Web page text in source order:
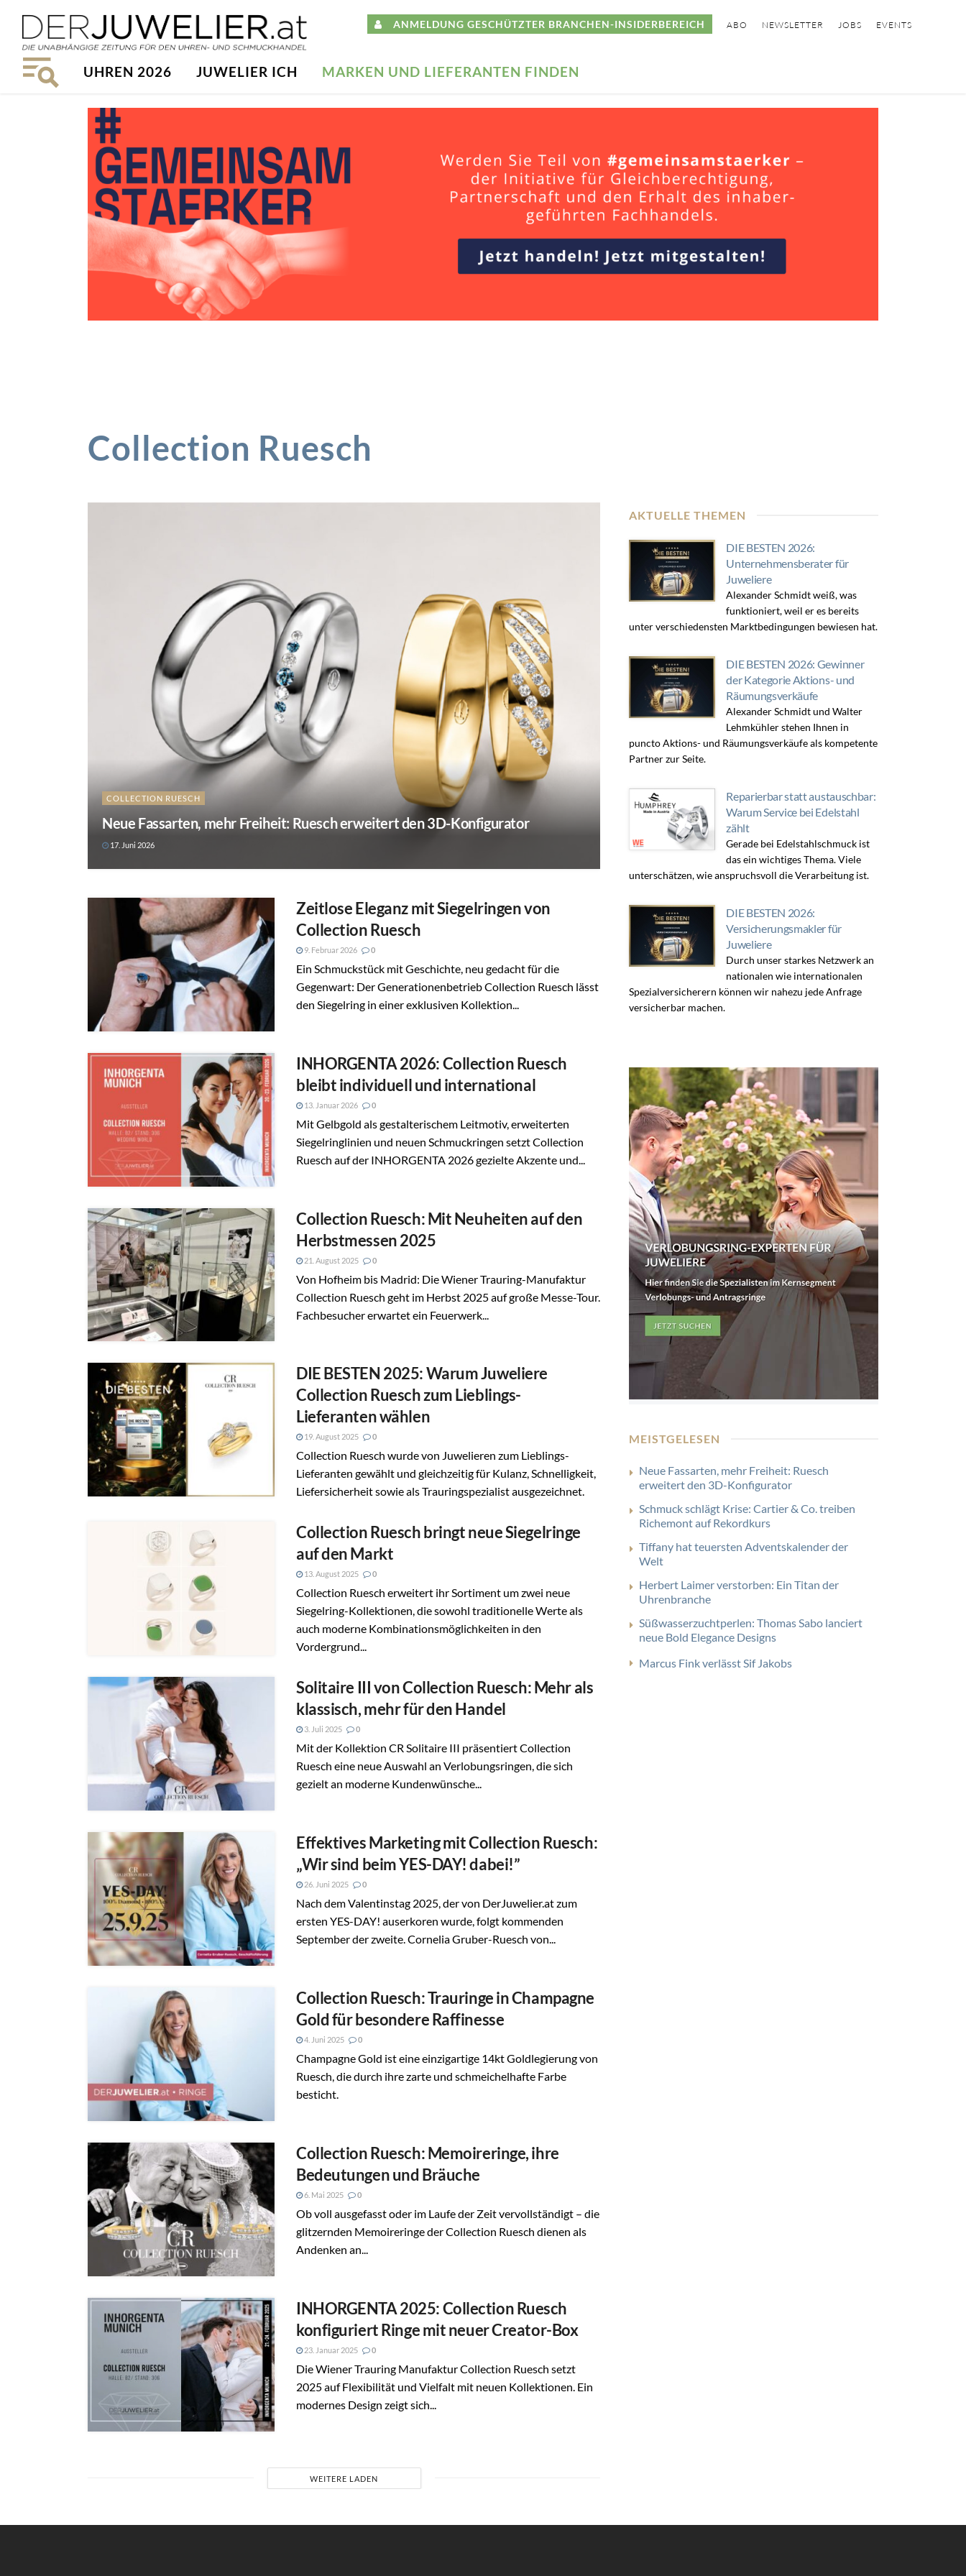
ANMELDUNG GESCHÜTZTER BRANCHEN-INSIDERBEREICH ABO NEWSLETTER JOBS EVENTS
UHREN 2026 JUWELIER ICH MARKEN UND LIEFERANTEN FINDEN
Collection Ruesch
COLLECTION RUESCH
Neue Fassarten, mehr Freiheit: Ruesch erweitert den 3D-Konfigurator
17. Juni 2026
Zeitlose Eleganz mit Siegelringen von
Collection Ruesch
9. Februar 2026 0
Ein Schmuckstück mit Geschichte, neu gedacht für die
Gegenwart: Der Generationenbetrieb Collection Ruesch lässt
den Siegelring in einer exklusiven Kollektion...
INHORGENTA 2026: Collection Ruesch
bleibt individuell und international
13. Januar 2026 0
Mit Gelbgold als gestalterischem Leitmotiv, erweiterten
Siegelringlinien und neuen Schmuckringen setzt Collection
Ruesch auf der INHORGENTA 2026 gezielte Akzente und...
Collection Ruesch: Mit Neuheiten auf den
Herbstmessen 2025
21. August 2025 0
Von Hofheim bis Madrid: Die Wiener Trauring-Manufaktur
Collection Ruesch geht im Herbst 2025 auf große Messe-Tour.
Fachbesucher erwartet ein Feuerwerk...
DIE BESTEN 2025: Warum Juweliere
Collection Ruesch zum Lieblings-
Lieferanten wählen
19. August 2025 0
Collection Ruesch wurde von Juwelieren zum Lieblings-
Lieferanten gewählt und gleichzeitig für Kulanz, Schnelligkeit,
Liefersicherheit sowie als Trauringspezialist ausgezeichnet.
Collection Ruesch bringt neue Siegelringe
auf den Markt
13. August 2025 0
Collection Ruesch erweitert ihr Sortiment um zwei neue
Siegelring-Kollektionen, die sowohl traditionelle Werte als
auch moderne Kombinationsmöglichkeiten in den
Vordergrund...
Solitaire III von Collection Ruesch: Mehr als
klassisch, mehr für den Handel
3. Juli 2025 0
Mit der Kollektion CR Solitaire III präsentiert Collection
Ruesch eine neue Auswahl an Verlobungsringen, die sich
gezielt an moderne Kundenwünsche...
Effektives Marketing mit Collection Ruesch:
„Wir sind beim YES-DAY! dabei!”
26. Juni 2025 0
Nach dem Valentinstag 2025, der von DerJuwelier.at zum
ersten YES-DAY! auserkoren wurde, folgt kommenden
September der zweite. Cornelia Gruber-Ruesch von...
Collection Ruesch: Trauringe in Champagne
Gold für besondere Raffinesse
4. Juni 2025 0
Champagne Gold ist eine einzigartige 14kt Goldlegierung von
Ruesch, die durch ihre zarte und schmeichelhafte Farbe
besticht.
Collection Ruesch: Memoireringe, ihre
Bedeutungen und Bräuche
6. Mai 2025 0
Ob voll ausgefasst oder im Laufe der Zeit vervollständigt – die
glitzernden Memoireringe der Collection Ruesch dienen als
Andenken an...
INHORGENTA 2025: Collection Ruesch
konfiguriert Ringe mit neuer Creator-Box
23. Januar 2025 0
Die Wiener Trauring Manufaktur Collection Ruesch setzt
2025 auf Flexibilität und Vielfalt mit neuen Kollektionen. Ein
modernes Design zeigt sich...
WEITERE LADEN
AKTUELLE THEMEN
DIE BESTEN 2026:
Unternehmensberater für
Juweliere
Alexander Schmidt weiß, was
funktioniert, weil er es bereits
unter verschiedensten Marktbedingungen bewiesen hat.
DIE BESTEN 2026: Gewinner
der Kategorie Aktions- und
Räumungsverkäufe
Alexander Schmidt und Walter
Lehmkühler stehen Ihnen in
puncto Aktions- und Räumungsverkäufe als kompetente
Partner zur Seite.
Reparierbar statt austauschbar:
Warum Service bei Edelstahl
zählt
Gerade bei Edelstahlschmuck ist
das ein wichtiges Thema. Viele
unterschätzen, wie anspruchsvoll die Verarbeitung ist.
DIE BESTEN 2026:
Versicherungsmakler für
Juweliere
Durch unser starkes Netzwerk an
nationalen wie internationalen
Spezialversicherern können wir nahezu jede Anfrage
versicherbar machen.
MEISTGELESEN
Neue Fassarten, mehr Freiheit: Ruesch
erweitert den 3D-Konfigurator
Schmuck schlägt Krise: Cartier & Co. treiben
Richemont auf Rekordkurs
Tiffany hat teuersten Adventskalender der
Welt
Herbert Laimer verstorben: Ein Titan der
Uhrenbranche
Süßwasserzuchtperlen: Thomas Sabo lanciert
neue Bold Elegance Designs
Marcus Fink verlässt Sif Jakobs